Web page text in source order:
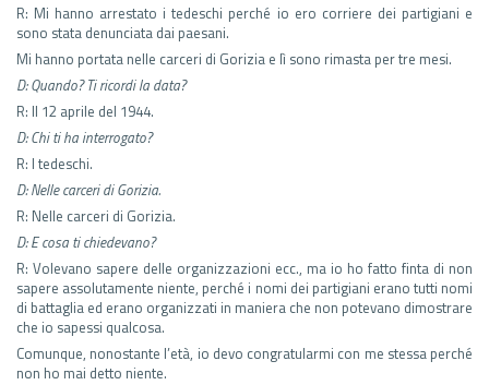
R: Mi hanno arrestato i tedeschi perché io ero corriere dei partigiani e
sono stata denunciata dai paesani.
Mi hanno portata nelle carceri di Gorizia e lì sono rimasta per tre mesi.
D: Quando? Ti ricordi la data?
R: Il 12 aprile del 1944.
D: Chi ti ha interrogato?
R: I tedeschi.
D: Nelle carceri di Gorizia.
R: Nelle carceri di Gorizia.
D: E cosa ti chiedevano?
R: Volevano sapere delle organizzazioni ecc., ma io ho fatto finta di non
sapere assolutamente niente, perché i nomi dei partigiani erano tutti nomi
di battaglia ed erano organizzati in maniera che non potevano dimostrare
che io sapessi qualcosa.
Comunque, nonostante l’età, io devo congratularmi con me stessa perché
non ho mai detto niente.